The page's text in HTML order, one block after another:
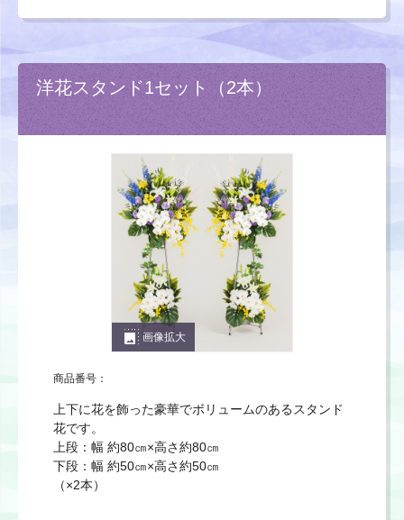
洋花スタンド1セット（2本）
photo_size_select_large画像拡大
商品番号：
上下に花を飾った豪華でボリュームのあるスタンド
花です。
上段：幅 約80㎝×高さ約80㎝
下段：幅 約50㎝×高さ約50㎝
（×2本）